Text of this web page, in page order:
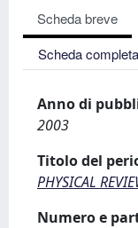
Scheda breve
Scheda
Anno di
2003
Titolo del
PHYSICAL
Numero e